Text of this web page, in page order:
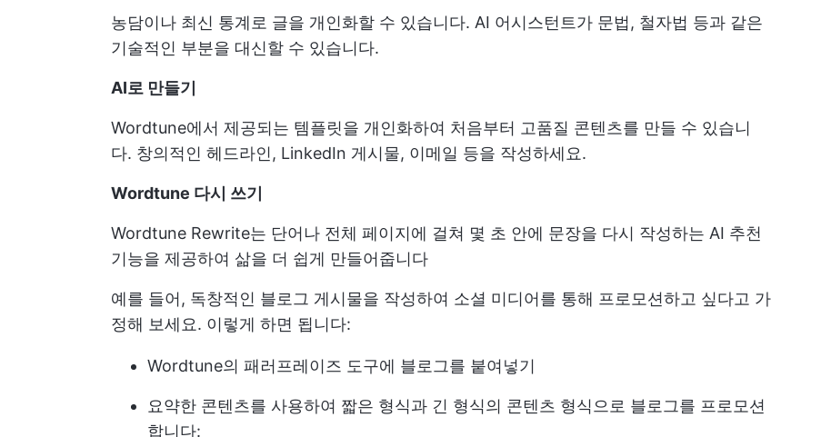
농담이나 최신 통계로 글을 개인화할 수 있습니다. AI 어시스턴트가 문법, 철자법 등과 같은
기술적인 부분을 대신할 수 있습니다.
AI로 만들기
Wordtune에서 제공되는 템플릿을 개인화하여 처음부터 고품질 콘텐츠를 만들 수 있습니
다. 창의적인 헤드라인, LinkedIn 게시물, 이메일 등을 작성하세요.
Wordtune 다시 쓰기
Wordtune Rewrite는 단어나 전체 페이지에 걸쳐 몇 초 안에 문장을 다시 작성하는 AI 추천
기능을 제공하여 삶을 더 쉽게 만들어줍니다
예를 들어, 독창적인 블로그 게시물을 작성하여 소셜 미디어를 통해 프로모션하고 싶다고 가
정해 보세요. 이렇게 하면 됩니다:
Wordtune의 패러프레이즈 도구에 블로그를 붙여넣기
요약한 콘텐츠를 사용하여 짧은 형식과 긴 형식의 콘텐츠 형식으로 블로그를 프로모션
합니다: